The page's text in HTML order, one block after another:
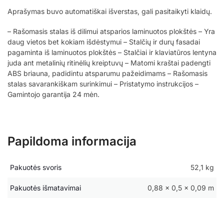
Aprašymas buvo automatiškai išverstas, gali pasitaikyti klaidų.
– Rašomasis stalas iš dilimui atsparios laminuotos plokštės – Yra
daug vietos bet kokiam išdėstymui – Stalčių ir durų fasadai
pagaminta iš laminuotos plokštės – Stalčiai ir klaviatūros lentyna
juda ant metalinių ritinėlių kreiptuvų – Matomi kraštai padengti
ABS briauna, padidintu atsparumu pažeidimams – Rašomasis
stalas savarankiškam surinkimui – Pristatymo instrukcijos –
Gamintojo garantija 24 mėn.
Papildoma informacija
Pakuotės svoris 52,1 kg
Pakuotės išmatavimai 0,88 × 0,5 × 0,09 m